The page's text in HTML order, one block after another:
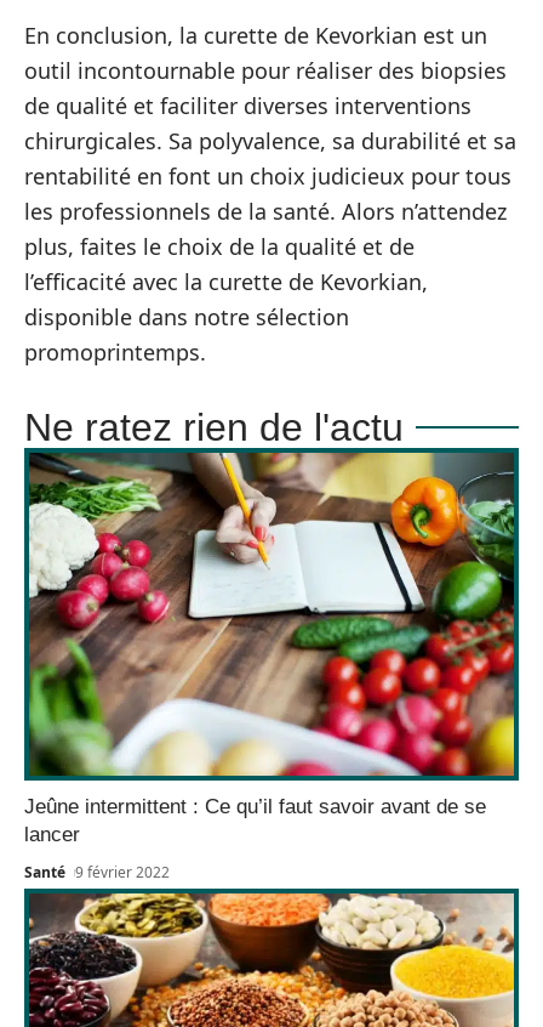
En conclusion, la curette de Kevorkian est un
outil incontournable pour réaliser des biopsies
de qualité et faciliter diverses interventions
chirurgicales. Sa polyvalence, sa durabilité et sa
rentabilité en font un choix judicieux pour tous
les professionnels de la santé. Alors n’attendez
plus, faites le choix de la qualité et de
l’efficacité avec la curette de Kevorkian,
disponible dans notre sélection
promoprintemps.
Ne ratez rien de l'actu
Jeûne intermittent : Ce qu’il faut savoir avant de se
lancer
Santé 9 février 2022